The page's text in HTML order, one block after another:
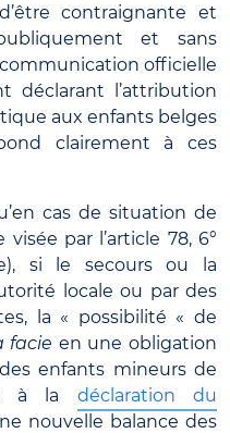
contraignante et
et sans
officielle
déclarant l’attribution
aux enfants belges
clairement à ces
cas de situation de
par l’article 78, 6°
si le secours ou la
locale ou par des
la « possibilité « de
facie en une obligation
enfants mineurs de
à la déclaration du
nouvelle balance des